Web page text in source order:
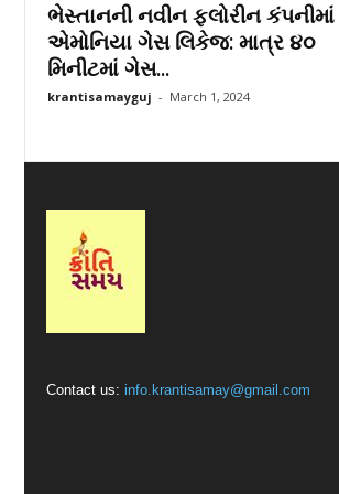
ભેસ્તાનની નવીન ફ્લોરીન કંપનીમાં
એમોનિયા ગેસ લિકેજ: માત્ર ૪૦
મિનીટમાં ગેસ...
krantisamayguj - March 1, 2024
Contact us: info.krantisamay@gmail.com